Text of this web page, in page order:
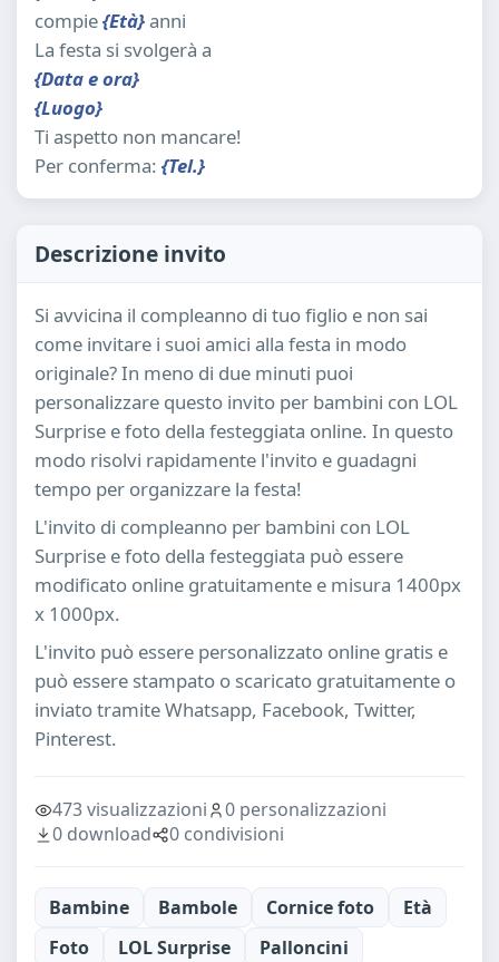
compie{Età}anni
La festa si svolgerà a
{Data e ora}
{Luogo}
Ti aspetto non mancare!
Per conferma: {Tel.}
Descrizione invito
Si avvicina il compleanno di tuo figlio e non sai
come invitare i suoi amici alla festa in modo
originale? In meno di due minuti puoi
personalizzare questo invito per bambini con LOL
Surprise e foto della festeggiata online. In questo
modo risolvi rapidamente l'invito e guadagni
tempo per organizzare la festa!
L'invito di compleanno per bambini con LOL
Surprise e foto della festeggiata può essere
modificato online gratuitamente e misura 1400px
x 1000px.
L'invito può essere personalizzato online gratis e
può essere stampato o scaricato gratuitamente o
inviato tramite Whatsapp, Facebook, Twitter,
Pinterest.
473 visualizzazioni
0 personalizzazioni
0 download
0 condivisioni
Bambine Bambole Cornice foto
Età
Foto
LOL Surprise Palloncini